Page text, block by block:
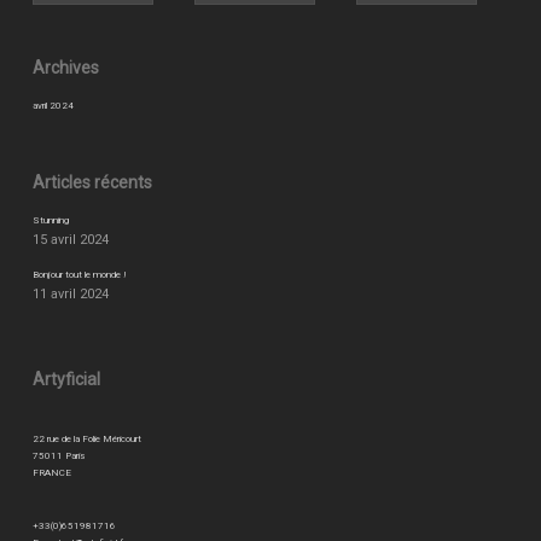
Archives
avril 2024
Articles récents
Stunning
15 avril 2024
Bonjour tout le monde !
11 avril 2024
Artyficial
22 rue de la Folie Méricourt
75011 Paris
FRANCE
+33(0)651981716